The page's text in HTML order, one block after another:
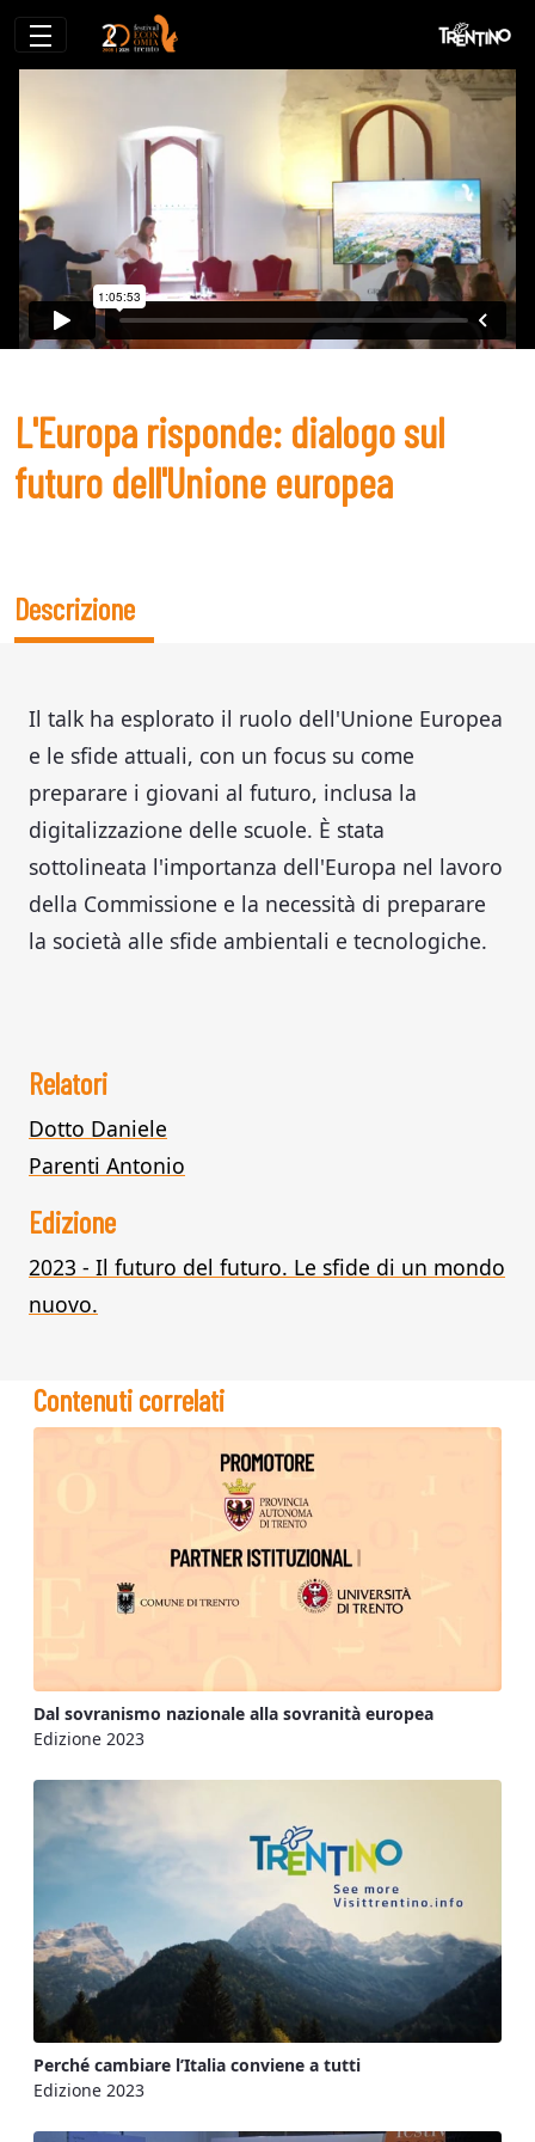
L&#39;Europa risponde: dialogo sul
L'Europa risponde: dialogo sul
futuro dell'Unione europea
Descrizione
Il talk ha esplorato il ruolo dell'Unione Europea
e le sfide attuali, con un focus su come
preparare i giovani al futuro, inclusa la
digitalizzazione delle scuole. È stata
sottolineata l'importanza dell'Europa nel lavoro
della Commissione e la necessità di preparare
la società alle sfide ambientali e tecnologiche.
Relatori
Dotto Daniele
Parenti Antonio
Edizione
2023 - Il futuro del futuro. Le sfide di un mondo
nuovo.
Contenuti correlati
Dal sovranismo nazionale alla sovranità europea
Edizione 2023
Perché cambiare l’Italia conviene a tutti
Edizione 2023